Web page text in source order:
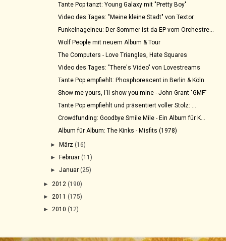
Tante Pop tanzt: Young Galaxy mit "Pretty Boy"
Video des Tages: "Meine kleine Stadt" von Textor
Funkelnagelneu: Der Sommer ist da EP vom Orchestre...
Wolf People mit neuem Album & Tour
The Computers - Love Triangles, Hate Squares
Video des Tages: "There's Video" von Lovestreams
Tante Pop empfiehlt: Phosphorescent in Berlin & Köln
Show me yours, I'll show you mine - John Grant "GMF"
Tante Pop empfiehlt und präsentiert voller Stolz: ...
Crowdfunding: Goodbye Smile Mile - Ein Album für K...
Album für Album: The Kinks - Misfits (1978)
►März (16)
►Februar (11)
►Januar (25)
► 2012 (190)
► 2011 (175)
► 2010 (12)